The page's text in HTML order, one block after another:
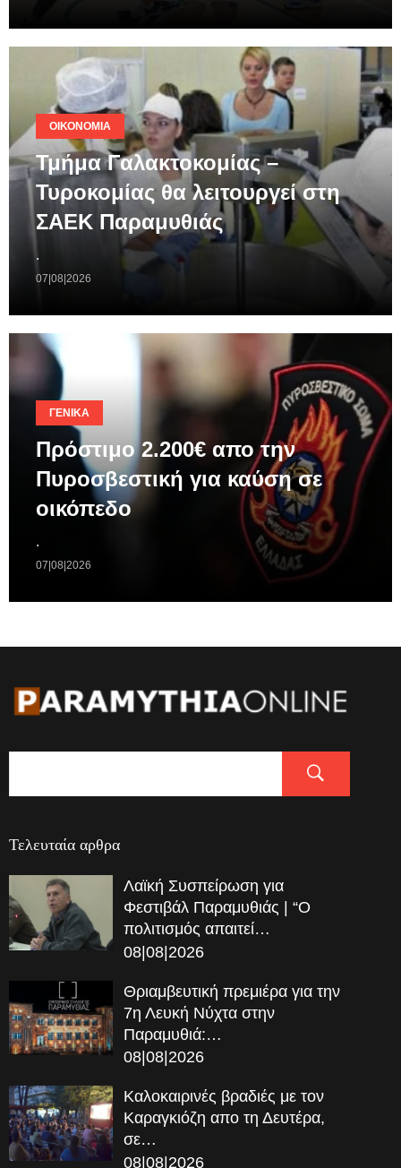
ΟΙΚΟΝΟΜΊΑ
Τμήμα Γαλακτοκομίας –
Τυροκομίας θα λειτουργεί στη
ΣΑΕΚ Παραμυθιάς
.
07|08|2026
ΓΕΝΙΚΆ
Πρόστιμο 2.200€ απο την
Πυροσβεστική για καύση σε
οικόπεδο
.
07|08|2026
Τελευταία αρθρα
Λαϊκή Συσπείρωση για
Φεστιβάλ Παραμυθιάς | “Ο
πολιτισμός απαιτεί…
08|08|2026
Θριαμβευτική πρεμιέρα για την
7η Λευκή Νύχτα στην
Παραμυθιά:…
08|08|2026
Καλοκαιρινές βραδιές με τον
Καραγκιόζη απο τη Δευτέρα,
σε…
08|08|2026